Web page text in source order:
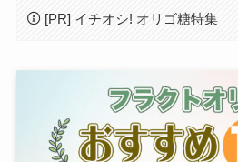
[PR] イチオシ! オリゴ糖特集